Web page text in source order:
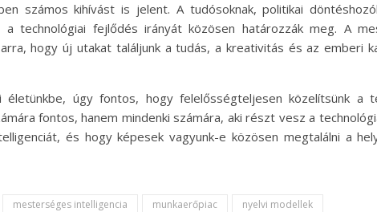
számos kihívást is jelent. A tudósoknak, politikai
technológiai fejlődés irányát közösen határozzák meg. A
hogy új utakat találjunk a tudás, a kreativitás és az emberi
úgy fontos, hogy felelősségteljesen közelítsünk a
fontos, hanem mindenki számára, aki részt vesz a
és hogy képesek vagyunk-e közösen megtalálni a
mesterséges intelligencia munkaerőpiac
nyelvi modellek